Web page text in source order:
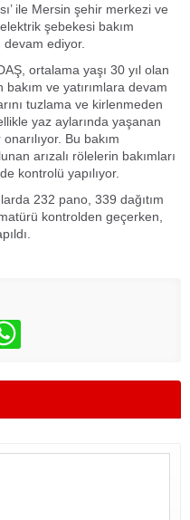
ile Mersin şehir merkezi ve
şebekesi bakım
devam ediyor.
ortalama yaşı 30 yıl olan
ve yatırımlara devam
tuzlama ve kirlenmeden
yaz aylarında yaşanan
Bu bakım
arızalı rölelerin bakımları
kontrolü yapılıyor.
232 pano, 339 dağıtım
kontrolden geçerken,